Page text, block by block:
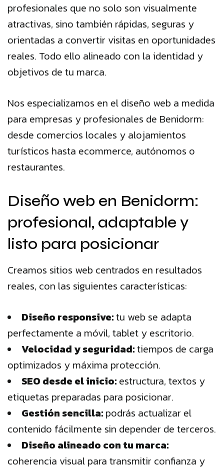
profesionales que no solo son visualmente
atractivas, sino también rápidas, seguras y
orientadas a convertir visitas en oportunidades
reales. Todo ello alineado con la identidad y
objetivos de tu marca.
Nos especializamos en el diseño web a medida
para empresas y profesionales de Benidorm:
desde comercios locales y alojamientos
turísticos hasta ecommerce, autónomos o
restaurantes.
Diseño web en Benidorm:
profesional, adaptable y
listo para posicionar
Creamos sitios web centrados en resultados
reales, con las siguientes características:
Diseño responsive:tu web se adapta
perfectamente a móvil, tablet y escritorio.
Velocidad y seguridad:tiempos de carga
optimizados y máxima protección.
SEO desde el inicio: estructura, textos y
etiquetas preparadas para posicionar.
Gestión sencilla: podrás actualizar el
contenido fácilmente sin depender de terceros.
Diseño alineado con tu marca:
coherencia visual para transmitir confianza y